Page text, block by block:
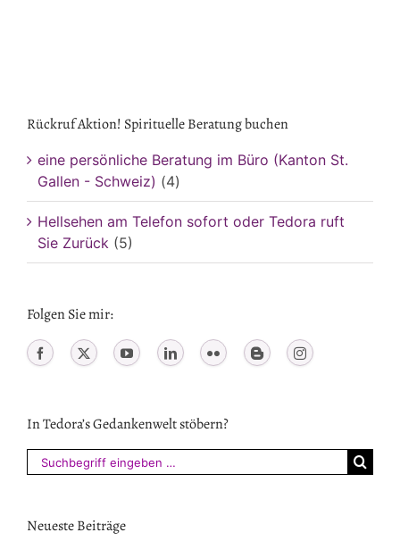
Rückruf Aktion! Spirituelle Beratung buchen
eine persönliche Beratung im Büro (Kanton St.
Gallen - Schweiz) (4)
Hellsehen am Telefon sofort oder Tedora ruft
Sie Zurück (5)
Folgen Sie mir:
In Tedora’s Gedankenwelt stöbern?
Suchen
nach:
Neueste Beiträge